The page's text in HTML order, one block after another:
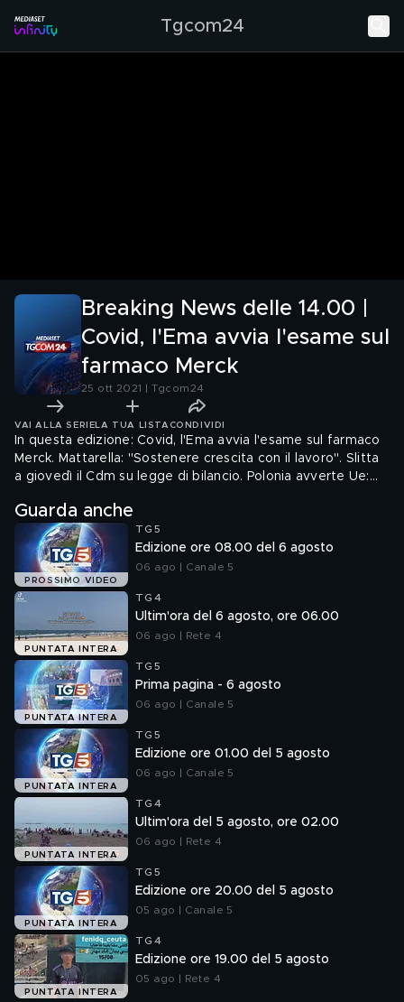
Tgcom24
Breaking News delle 14.00 |
Covid, l'Ema avvia l'esame sul
farmaco Merck
25 ott 2021 | Tgcom24
VAI ALLA SERIE LA TUA LISTA CONDIVIDI
In questa edizione: Covid, l'Ema avvia l'esame sul farmaco
Merck. Mattarella: "Sostenere crescita con il lavoro". Slitta
a giovedì il Cdm su legge di bilancio. Polonia avverte Ue:
premier. Maltempo, allerta in Sicilia e Calabria.
Guarda anche
PROSSIMO VIDEO
TG5
Edizione ore 08.00 del 6 agosto
06 ago | Canale 5
PUNTATA INTERA
TG4
Ultim'ora del 6 agosto, ore 06.00
06 ago | Rete 4
PUNTATA INTERA
TG5
Prima pagina - 6 agosto
06 ago | Canale 5
PUNTATA INTERA
TG5
Edizione ore 01.00 del 5 agosto
06 ago | Canale 5
PUNTATA INTERA
TG4
Ultim'ora del 5 agosto, ore 02.00
06 ago | Rete 4
PUNTATA INTERA
TG5
Edizione ore 20.00 del 5 agosto
05 ago | Canale 5
PUNTATA INTERA
TG4
Edizione ore 19.00 del 5 agosto
05 ago | Rete 4